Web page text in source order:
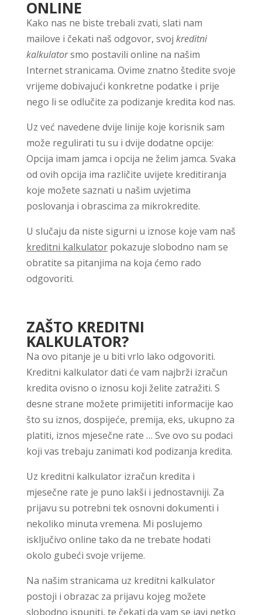
ONLINE
Kako nas ne biste trebali zvati, slati nam
mailove i čekati naš odgovor, svoj kreditni
kalkulatorsmo postavili online na našim
Internet stranicama. Ovime znatno štedite svoje
vrijeme dobivajući konkretne podatke i prije
nego li se odlučite za podizanje kredita kod nas.
Uz već navedene dvije linije koje korisnik sam
može regulirati tu su i dvije dodatne opcije:
Opcija imam jamca i opcija ne želim jamca. Svaka
od ovih opcija ima različite uvijete kreditiranja
koje možete saznati u našim uvjetima
poslovanja i obrascima za mikrokredite.
U slučaju da niste sigurni u iznose koje vam naš
kreditni kalkulatorpokazuje slobodno nam se
obratite sa pitanjima na koja ćemo rado
odgovoriti.
ZAŠTO KREDITNI
KALKULATOR?
Na ovo pitanje je u biti vrlo lako odgovoriti.
Kreditni kalkulator dati će vam najbrži izračun
kredita ovisno o iznosu koji želite zatražiti. S
desne strane možete primijetiti informacije kao
što su iznos, dospijeće, premija, eks, ukupno za
platiti, iznos mjesečne rate … Sve ovo su podaci
koji vas trebaju zanimati kod podizanja kredita.
Uz kreditni kalkulator izračun kredita i
mjesečne rate je puno lakši i jednostavniji. Za
prijavu su potrebni tek osnovni dokumenti i
nekoliko minuta vremena. Mi poslujemo
isključivo online tako da ne trebate hodati
okolo gubeći svoje vrijeme.
Na našim stranicama uz kreditni kalkulator
postoji i obrazac za prijavu kojeg možete
slobodno ispuniti, te čekati da vam se javi netko